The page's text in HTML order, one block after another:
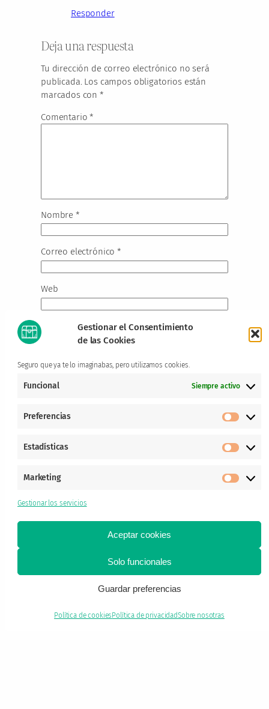
Gestionar el Consentimiento
de las Cookies
Seguro que ya te lo imaginabas, pero utilizamos cookies.
Funcional Siempre activo
Preferencias
Estadísticas
Marketing
Gestionar los servicios
Aceptar cookies
Solo funcionales
Guardar preferencias
Política de cookies Política de privacidadSobre nosotras
Responder
Deja una respuesta
Tu dirección de correo electrónico no será
publicada. Los campos obligatorios están
marcados con*
Comentario*
Nombre *
Correo electrónico*
Web
Aprende cómo se procesan los datos de tus
¿Te gustan nuestras recetas?
×